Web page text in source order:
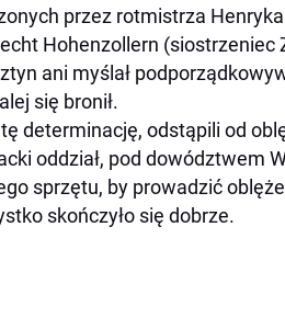
przez rotmistrza
Hohenzollern (siostrzeniec
ani myślał
się bronił.
determinację, odstąpili od
oddział, pod dowództwem
sprzętu, by prowadzić
skończyło się dobrze.